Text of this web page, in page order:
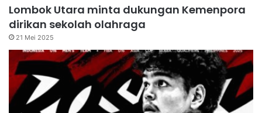
Lombok Utara minta dukungan Kemenpora
dirikan sekolah olahraga
21 Mei 2025